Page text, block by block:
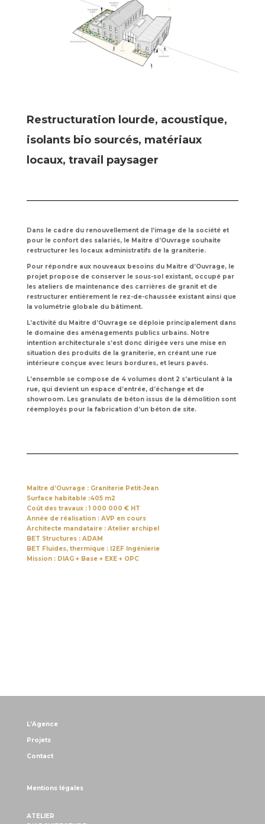
Restructuration lourde, acoustique,
isolants bio sourcés, matériaux
locaux, travail paysager
Dans le cadre du renouvellement de l’image de la société et
pour le confort des salariés, le Maitre d’Ouvrage souhaite
restructurer les locaux administratifs de la graniterie.
Pour répondre aux nouveaux besoins du Maitre d’Ouvrage, le
projet propose de conserver le sous-sol existant, occupé par
les ateliers de maintenance des carrières de granit et de
restructurer entièrement le rez-de-chaussée existant ainsi que
la volumétrie globale du bâtiment.
L’activité du Maitre d’Ouvrage se déploie principalement dans
le domaine des aménagements publics urbains. Notre
intention architecturale s’est donc dirigée vers une mise en
situation des produits de la graniterie, en créant une rue
intérieure conçue avec leurs bordures, et leurs pavés.
L’ensemble se compose de 4 volumes dont 2 s’articulant à la
rue, qui devient un espace d’entrée, d’échange et de
showroom. Les granulats de béton issus de la démolition sont
réemployés pour la fabrication d’un béton de site.
Maître d’Ouvrage : Graniterie Petit-Jean
Surface habitable :405 m2
Coût des travaux : 1 000 000 € HT
Année de réalisation : AVP en cours
Architecte mandataire : Atelier archipel
BET Structures : ADAM
BET Fluides, thermique : I2EF Ingénierie
Mission : DIAG + Base + EXE + OPC
L’Agence
Projets
Contact
Mentions légales
ATELIER